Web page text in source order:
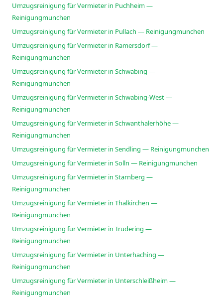
Umzugsreinigung für Vermieter in Puchheim —
Reinigungmunchen
Umzugsreinigung für Vermieter in Pullach — Reinigungmunchen
Umzugsreinigung für Vermieter in Ramersdorf —
Reinigungmunchen
Umzugsreinigung für Vermieter in Schwabing —
Reinigungmunchen
Umzugsreinigung für Vermieter in Schwabing-West —
Reinigungmunchen
Umzugsreinigung für Vermieter in Schwanthalerhöhe —
Reinigungmunchen
Umzugsreinigung für Vermieter in Sendling — Reinigungmunchen
Umzugsreinigung für Vermieter in Solln — Reinigungmunchen
Umzugsreinigung für Vermieter in Starnberg —
Reinigungmunchen
Umzugsreinigung für Vermieter in Thalkirchen —
Reinigungmunchen
Umzugsreinigung für Vermieter in Trudering —
Reinigungmunchen
Umzugsreinigung für Vermieter in Unterhaching —
Reinigungmunchen
Umzugsreinigung für Vermieter in Unterschleißheim —
Reinigungmunchen